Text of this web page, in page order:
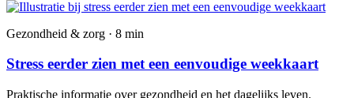
Gezondheid & zorg · 8 min
Stress eerder zien met een eenvoudige weekkaart
Praktische informatie over gezondheid en het dagelijks leven.